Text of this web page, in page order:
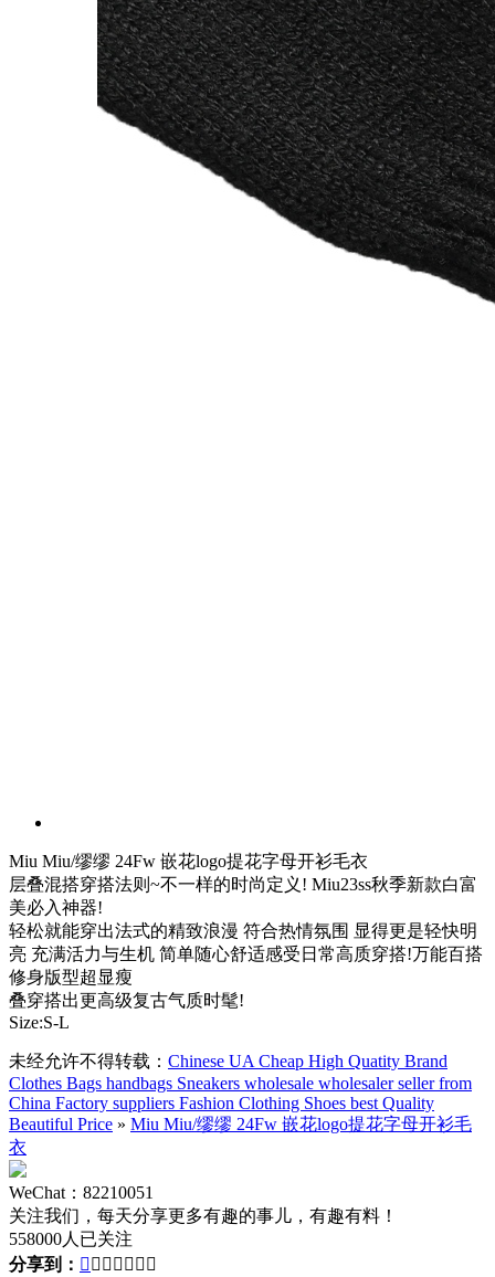
Miu Miu/缪缪 24Fw 嵌花logo提花字母开衫毛衣
层叠混搭穿搭法则~不一样的时尚定义! Miu23ss秋季新款白富
美必入神器!
轻松就能穿出法式的精致浪漫 符合热情氛围 显得更是轻快明
亮 充满活力与生机 简单随心舒适感受日常高质穿搭!万能百搭
修身版型超显瘦
叠穿搭出更高级复古气质时髦!
Size:S-L
未经允许不得转载： Chinese UA Cheap High Quatity Brand
Clothes Bags handbags Sneakers wholesale wholesaler seller from
China Factory suppliers Fashion Clothing Shoes best Quality
Beautiful Price » Miu Miu/缪缪 24Fw 嵌花logo提花字母开衫毛
衣
WeChat：82210051
关注我们，每天分享更多有趣的事儿，有趣有料！
558000人已关注
分享到：       